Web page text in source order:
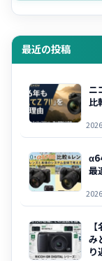
最近の投稿
ニ
比
最
み
り